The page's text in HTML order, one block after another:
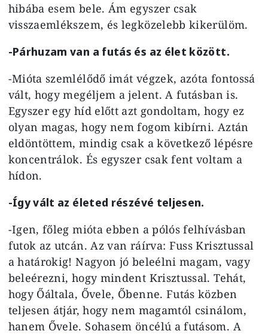
hibába esem bele. Ám egyszer csak
visszaemlékszem, és legközelebb kikerülöm.
-Párhuzam van a futás és az élet között.
-Mióta szemlélődő imát végzek, azóta fontossá
vált, hogy megéljem a jelent. A futásban is.
Egyszer egy híd előtt azt gondoltam, hogy ez
olyan magas, hogy nem fogom kibírni. Aztán
eldöntöttem, mindig csak a következő lépésre
koncentrálok. És egyszer csak fent voltam a
hídon.
-Így vált az életed részévé teljesen.
-Igen, főleg mióta ebben a pólós felhívásban
futok az utcán. Az van ráírva: Fuss Krisztussal
a határokig! Nagyon jó beleélni magam, vagy
beleérezni, hogy mindent Krisztussal. Tehát,
hogy Őáltala, Ővele, Őbenne. Futás közben
teljesen átjár, hogy nem magamtól csinálom,
hanem Ővele. Sohasem öncélú a futásom. A